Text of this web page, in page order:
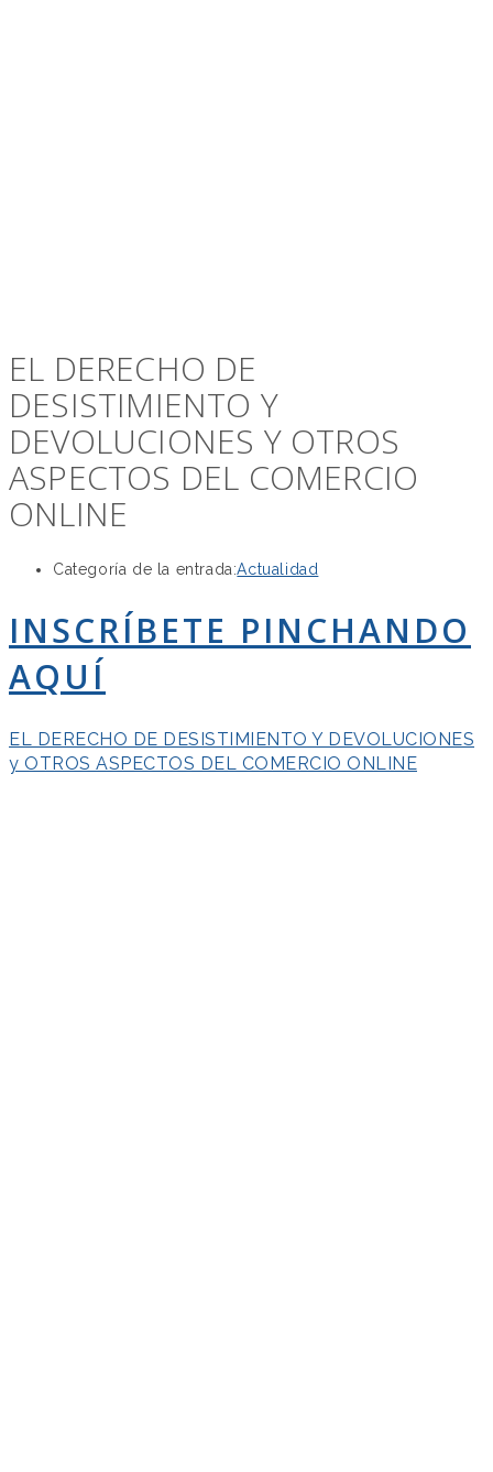
EL DERECHO DE
DESISTIMIENTO Y
DEVOLUCIONES Y OTROS
ASPECTOS DEL COMERCIO
ONLINE
Categoría de la entrada:Actualidad
INSCRÍBETE PINCHANDO
AQUÍ
EL DERECHO DE DESISTIMIENTO Y DEVOLUCIONES
y OTROS ASPECTOS DEL COMERCIO ONLINE